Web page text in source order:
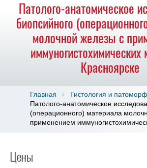
Патолого-анатомическое
биопсийного
молочной железы с
иммуногистохимических
Красноярске
Главная
Гистология и
Патолого-анатомическое
(операционного) материала
применением
Цены